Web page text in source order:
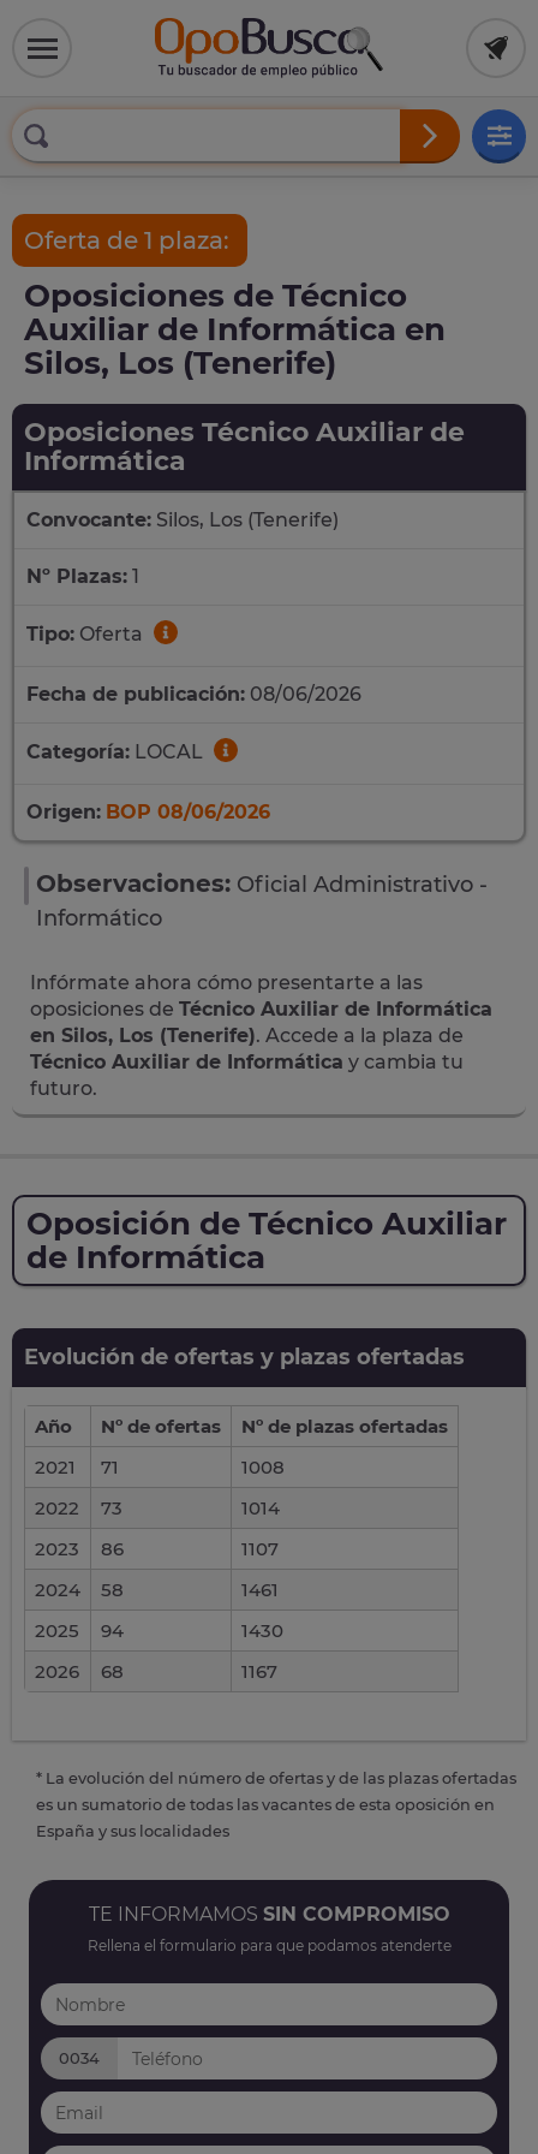
Oferta de 1 plaza:
Oposiciones de Técnico
Auxiliar de Informática en
Silos, Los (Tenerife)
Oposiciones Técnico Auxiliar de
Informática
Convocante: Silos, Los (Tenerife)
Nº Plazas: 1
Tipo: Oferta
Fecha de publicación: 08/06/2026
Categoría: LOCAL
Origen: BOP 08/06/2026
Observaciones: Oficial Administrativo -
Informático
Infórmate ahora cómo presentarte a las
oposiciones de Técnico Auxiliar de Informática
en Silos, Los (Tenerife). Accede a la plaza de
Técnico Auxiliar de Informática y cambia tu
futuro.
Oposición de Técnico Auxiliar
de Informática
Evolución de ofertas y plazas ofertadas
Año Nº de ofertas
Nº de plazas ofertadas
2021
71
1008
2022
73
1014
2023
86
1107
2024
58
1461
2025
94
1430
2026
68 1167
* La evolución del número de ofertas y de las plazas ofertadas
es un sumatorio de todas las vacantes de esta oposición en
España y sus localidades
TE INFORMAMOS SIN COMPROMISO
Rellena el formulario para que podamos atenderte
0034